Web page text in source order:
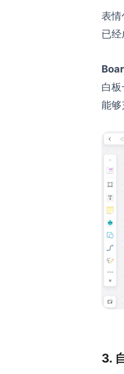
表情
已
白
能够
3.